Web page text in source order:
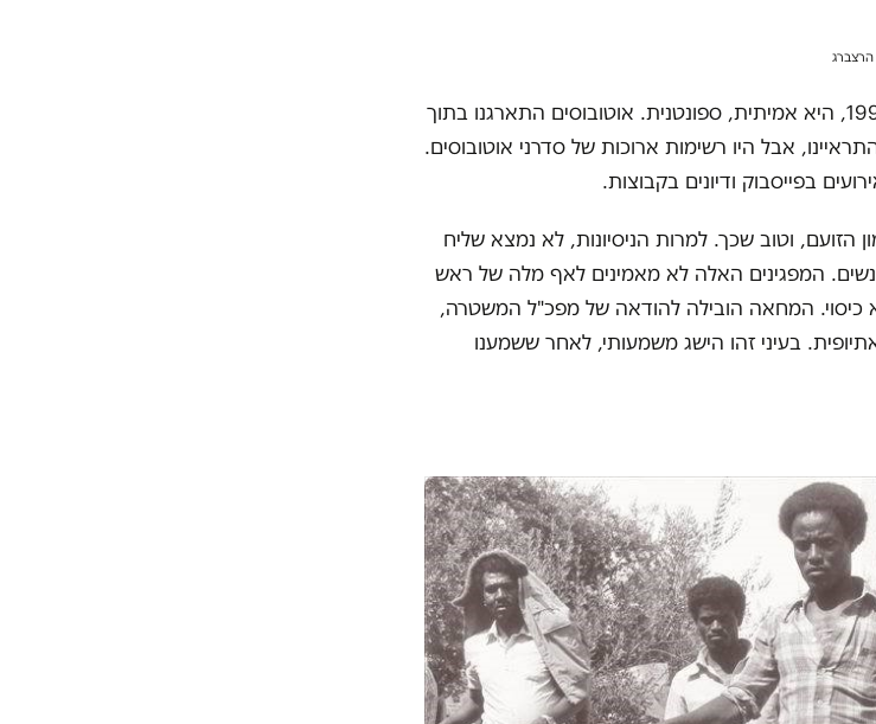
המחאה הנוכחית, כמו המחאה מ-1996, היא אמיתית, ספונטנית. אוטובוסים התארגנו בתוך
אבל היו רשימות ארוכות של סדרני אוטובוסים.
בפייסבוק ודיונים בקבוצות.
וטוב שכך. למרות הניסיונות, לא נמצא שליח
המפגינים האלה לא מאמינים לאף מלה של ראש
המחאה הובילה להודאה של מפכ"ל המשטרה,
בעיני זהו הישג משמעותי, לאחר ששמענו